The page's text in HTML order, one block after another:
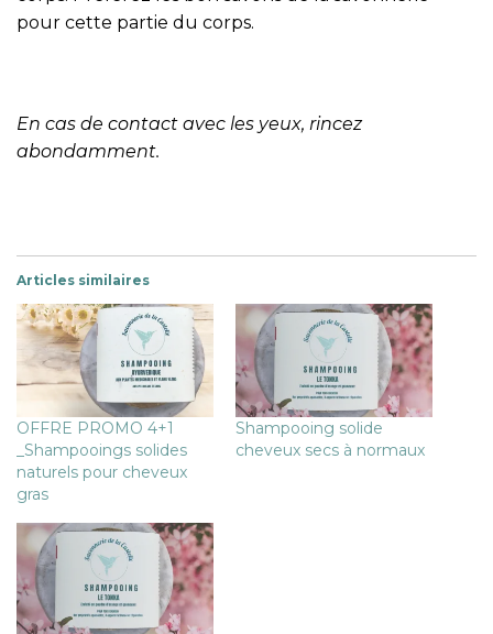
pour cette partie du corps.
En cas de contact avec les yeux, rincez
abondamment.
Articles similaires
OFFRE PROMO 4+1
_Shampooings solides
naturels pour cheveux
gras
Shampooing solide
cheveux secs à normaux